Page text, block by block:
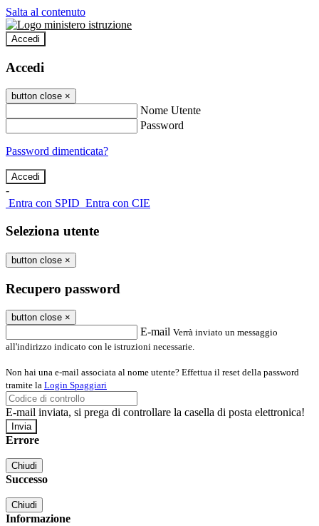
Salta al contenuto
Accedi
Accedi
button close ×
Nome Utente
Password
Password dimenticata?
-
Entra con SPID Entra con CIE
Seleziona utente
button close ×
Recupero password
button close ×
E-mail Verrà inviato un messaggio
all'indirizzo indicato con le istruzioni necessarie.
Non hai una e-mail associata al nome utente? Effettua il reset della password
tramite la Login Spaggiari
E-mail inviata, si prega di controllare la casella di posta elettronica!
Errore
Chiudi
Successo
Chiudi
Informazione